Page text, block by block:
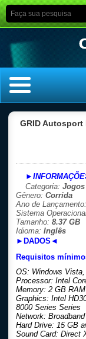
GRID Autosport
Categoria: Jogos
Gênero: Corrida
Ano de Lançamento:
Sistema
Tamanho: 8.37 GB
Idioma: Inglês
►DADOS◄
Requisitos
OS: Windows
Processor: Intel
Memory: 2 GB RAM
Graphics: Intel
8000 Series Series
Network:
Hard Drive: 15 GB
Sound Card: Direct